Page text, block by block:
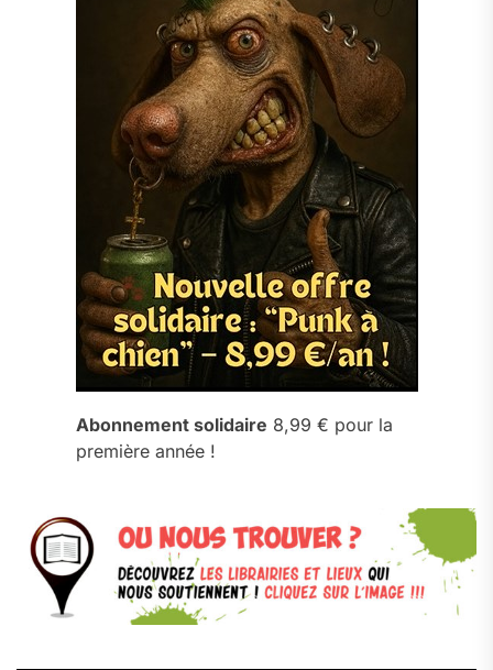
Abonnement solidaire 8,99 € pour la
première année !